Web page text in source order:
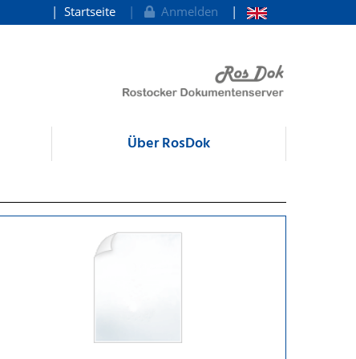
Startseite Anmelden
Über RosDok